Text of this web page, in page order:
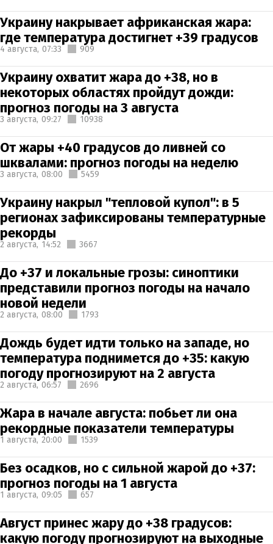
Украину накрывает африканская жара:
где температура достигнет +39 градусов
4 августа, 07:33 909
Украину охватит жара до +38, но в
некоторых областях пройдут дожди:
прогноз погоды на 3 августа
3 августа, 09:27 10938
От жары +40 градусов до ливней со
шквалами: прогноз погоды на неделю
3 августа, 08:00 5459
Украину накрыл "тепловой купол": в 5
регионах зафиксированы температурные
рекорды
2 августа, 14:52 3667
До +37 и локальные грозы: синоптики
представили прогноз погоды на начало
новой недели
2 августа, 08:00 1793
Дождь будет идти только на западе, но
температура поднимется до +35: какую
погоду прогнозируют на 2 августа
2 августа, 06:57 2696
Жара в начале августа: побьет ли она
рекордные показатели температуры
1 августа, 20:00 1539
Без осадков, но с сильной жарой до +37:
прогноз погоды на 1 августа
1 августа, 09:05 657
Август принес жару до +38 градусов:
какую погоду прогнозируют на выходные